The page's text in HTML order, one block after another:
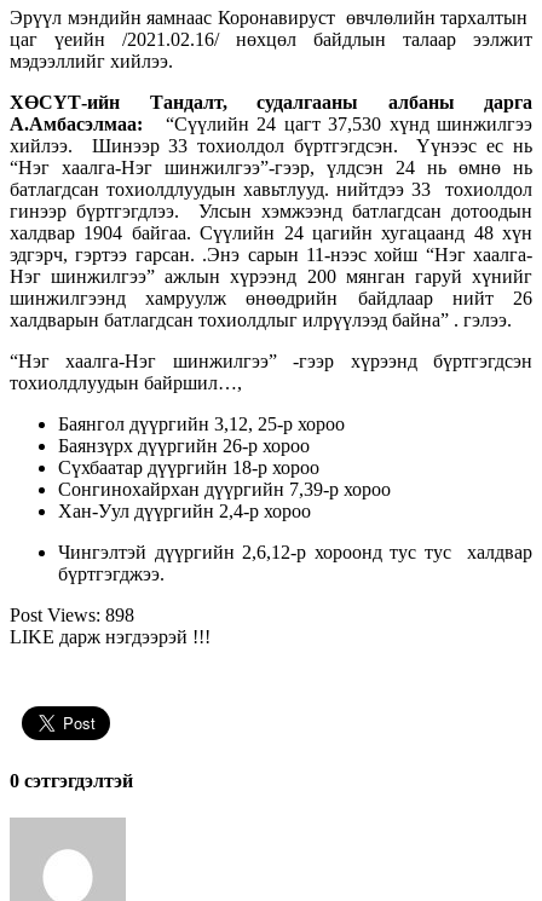
Эрүүл мэндийн яамнаас Коронавируст өвчлөлийн тархалтын
цаг үеийн /2021.02.16/ нөхцөл байдлын талаар ээлжит
мэдээллийг хийлээ.
ХӨСҮТ-ийн Тандалт, судалгааны албаны дарга
А.Амбасэлмаа:
“Сүүлийн 24 цагт 37,530 хүнд шинжилгээ
хийлээ. Шинээр 33 тохиолдол бүртгэгдсэн. Үүнээс ес нь
“Нэг хаалга-Нэг шинжилгээ”-гээр, үлдсэн 24 нь өмнө нь
батлагдсан тохиолдлуудын хавьтлууд. нийтдээ 33 тохиолдол
гинээр бүртгэгдлээ. Улсын хэмжээнд батлагдсан дотоодын
халдвар 1904 байгаа. Сүүлийн 24 цагийн хугацаанд 48 хүн
эдгэрч, гэртээ гарсан. .Энэ сарын 11-нээс хойш “Нэг хаалга-
Нэг шинжилгээ” ажлын хүрээнд 200 мянган гаруй хүнийг
шинжилгээнд хамруулж өнөөдрийн байдлаар нийт 26
халдварын батлагдсан тохиолдлыг илрүүлээд байна” . гэлээ.
“Нэг хаалга-Нэг шинжилгээ” -гээр хүрээнд бүртгэгдсэн
тохиолдлуудын байршил…,
Баянгол дүүргийн 3,12, 25-р хороо
Баянзүрх дүүргийн 26-р хороо
Сүхбаатар дүүргийн 18-р хороо
Сонгинохайрхан дүүргийн 7,39-р хороо
Хан-Уул дүүргийн 2,4-р хороо
Чингэлтэй дүүргийн 2,6,12-р хороонд тус тус халдвар
бүртгэгджээ.
Post Views: 898
LIKE дарж нэгдээрэй !!!
0 cэтгэгдэлтэй